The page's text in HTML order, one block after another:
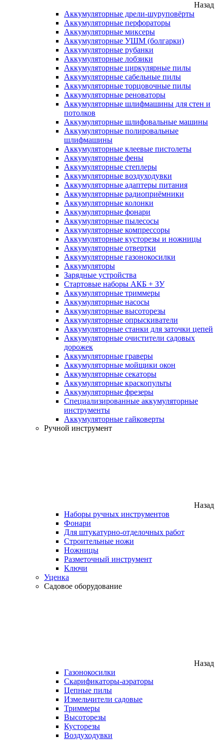
Назад
Аккумуляторные дрели-шуруповёрты
Аккумуляторные перфораторы
Аккумуляторные миксеры
Аккумуляторные УШМ (болгарки)
Аккумуляторные рубанки
Аккумуляторные лобзики
Аккумуляторные циркулярные пилы
Аккумуляторные сабельные пилы
Аккумуляторные торцовочные пилы
Аккумуляторные реноваторы
Аккумуляторные шлифмашины для стен и
потолков
Аккумуляторные шлифовальные машины
Аккумуляторные полировальные
шлифмашины
Аккумуляторные клеевые пистолеты
Аккумуляторные фены
Аккумуляторные степлеры
Аккумуляторные воздуходувки
Аккумуляторные адаптеры питания
Аккумуляторные радиоприёмники
Аккумуляторные колонки
Аккумуляторные фонари
Аккумуляторные пылесосы
Аккумуляторные компрессоры
Аккумуляторные кусторезы и ножницы
Аккумуляторные отвертки
Аккумуляторные газонокосилки
Аккумуляторы
Зарядные устройства
Стартовые наборы АКБ + ЗУ
Аккумуляторные триммеры
Аккумуляторные насосы
Аккумуляторные высоторезы
Аккумуляторные опрыскиватели
Аккумуляторные станки для заточки цепей
Аккумуляторные очистители садовых
дорожек
Аккумуляторные граверы
Аккумуляторные мойщики окон
Аккумуляторные секаторы
Аккумуляторные краскопульты
Аккумуляторные фрезеры
Специализированные аккумуляторные
инструменты
Аккумуляторные гайковерты
Ручной инструмент
Назад
Наборы ручных инструментов
Фонари
Для штукатурно-отделочных работ
Строительные ножи
Ножницы
Разметочный инструмент
Ключи
Уценка
Садовое оборудование
Назад
Газонокосилки
Скарификаторы-аэраторы
Цепные пилы
Измельчители садовые
Триммеры
Высоторезы
Кусторезы
Воздуходувки